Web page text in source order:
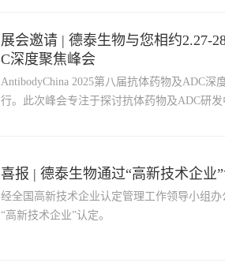
展会邀请 | 德泰生物与您相约2.27-
C深度聚焦峰会
AntibodyChina 2025第八届抗体药物及ADC深
行。此次峰会专注于探讨抗体药物及ADC研
喜报 | 德泰生物通过“高新技术企业
经全国高新技术企业认定管理工作领导小组
“高新技术企业”认定。